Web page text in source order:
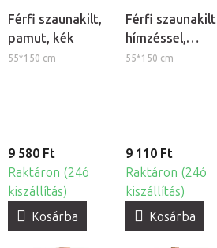
Férfi szaunakilt,
pamut, kék
55*150 cm
9 580 Ft
Raktáron (24ó
kiszállítás)
Kosárba
Férfi szaunakilt
hímzéssel,
pamut, szürke
55*150 cm
9 110 Ft
Raktáron (24ó
kiszállítás)
Kosárba